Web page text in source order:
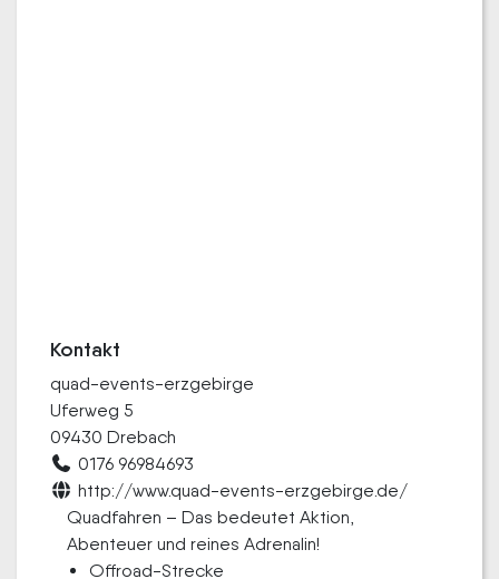
Kontakt
quad-events-erzgebirge
Uferweg 5
09430 Drebach
0176 96984693
http://www.quad-events-erzgebirge.de/
Quadfahren – Das bedeutet Aktion,
Abenteuer und reines Adrenalin!
Offroad-Strecke